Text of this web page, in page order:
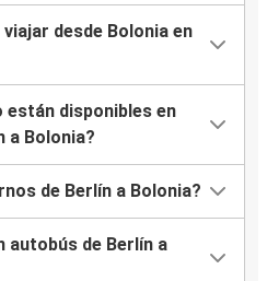
desde Bolonia en
están disponibles en
a Bolonia?
de Berlín a Bolonia?
autobús de Berlín a